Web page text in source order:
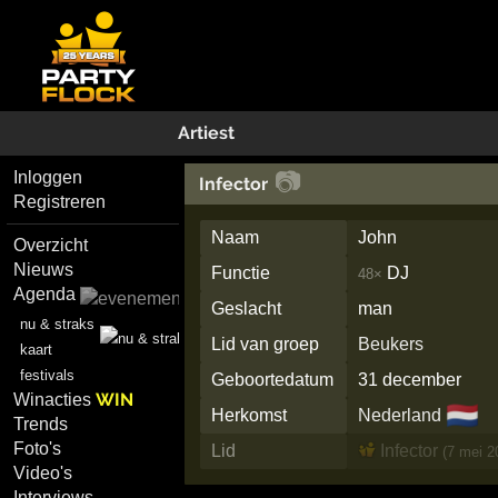
Artiest
Inloggen
Registreren
Overzicht
Nieuws
Agenda
nu & straks
kaart
festivals
WinactiesWIN
Trends
Foto's
Video's
Infector 📷
Naam
John
Functie
48× DJ
Geslacht
man
Lid van groep
Beukers
Geboortedatum
31 december
Herkomst
Nederland 🇳🇱
Lid Infector (7 mei